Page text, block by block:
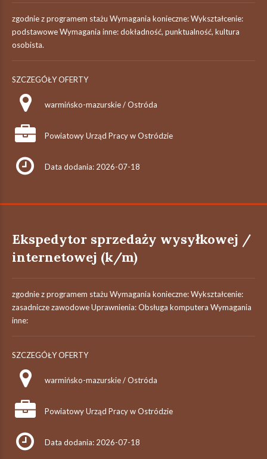
zgodnie z programem stażu Wymagania konieczne: Wykształcenie:
podstawowe Wymagania inne: dokładność, punktualność, kultura
osobista.
SZCZEGÓŁY OFERTY
warmińsko-mazurskie / Ostróda
Powiatowy Urząd Pracy w Ostródzie
Data dodania: 2026-07-18
Ekspedytor sprzedaży wysyłkowej /
internetowej (k/m)
zgodnie z programem stażu Wymagania konieczne: Wykształcenie:
zasadnicze zawodowe Uprawnienia: Obsługa komputera Wymagania
inne:
SZCZEGÓŁY OFERTY
warmińsko-mazurskie / Ostróda
Powiatowy Urząd Pracy w Ostródzie
Data dodania: 2026-07-18